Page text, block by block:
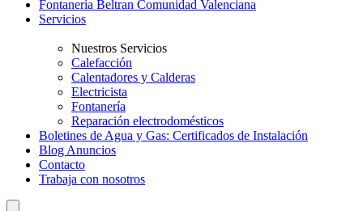
Fontanería Beltran Comunidad Valenciana
Servicios
Nuestros Servicios
Calefacción
Calentadores y Calderas
Electricista
Fontanería
Reparación electrodomésticos
Boletines de Agua y Gas: Certificados de Instalación
Blog Anuncios
Contacto
Trabaja con nosotros